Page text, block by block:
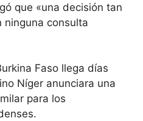
que «una decisión tan
ninguna consulta
Faso llega días
Níger anunciara una
para los